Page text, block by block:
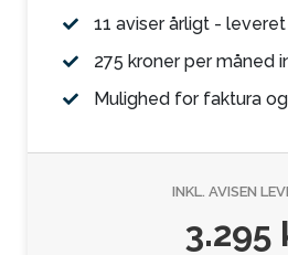
11 aviser årligt -
275 kroner per måned
Mulighed for faktura
INKL. AVISEN
3.295